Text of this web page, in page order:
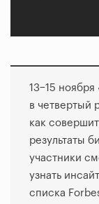
13−15
в четвертый
как
результаты
участники
узнать
списка